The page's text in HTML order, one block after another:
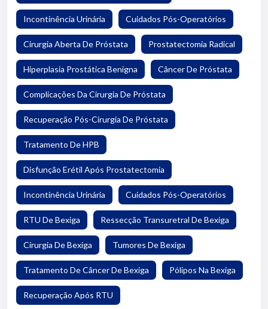
Incontinência Urinária Cuidados Pós-Operatórios
Cirurgia Aberta De Próstata Prostatectomia Radical
Hiperplasia Prostática Benigna Câncer De Próstata
Complicações Da Cirurgia De Próstata
Recuperação Pós-Cirurgia De Próstata
Tratamento De HPB
Disfunção Erétil Após Prostatectomia
Incontinência Urinária Cuidados Pós-Operatórios
RTU De Bexiga Ressecção Transuretral De Bexiga
Cirurgia De Bexiga Tumores De Bexiga
Tratamento De Câncer De Bexiga Pólipos Na Bexiga
Recuperação Após RTU